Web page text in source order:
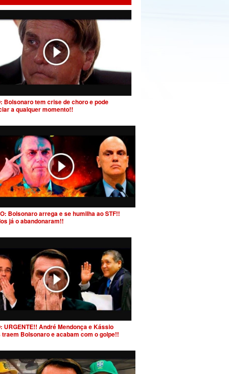
Bolsonaro tem crise de choro e pode
a qualquer momento!!
Bolsonaro arrega e se humilha ao STF!!
já o abandonaram!!
URGENTE!! André Mendonça e Kássio
traem Bolsonaro e acabam com o golpe!!